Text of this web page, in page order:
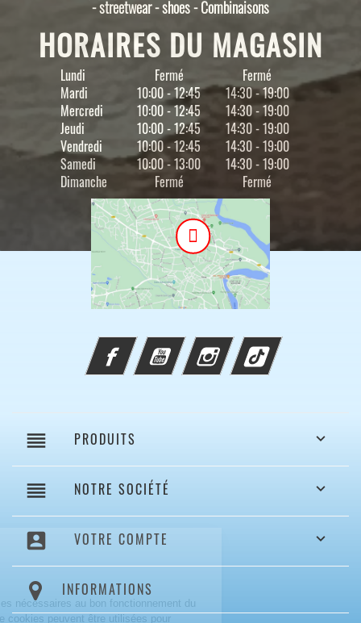
- streetwear - shoes - Combinaisons
HORAIRES DU MAGASIN
Lundi Fermé
Fermé
Mardi
10:00 - 12:45
14:30 - 19:00
Mercredi
10:00 - 12:45
14:30 - 19:00
Jeudi
10:00 - 12:45
14:30 - 19:00
Vendredi
10:00 - 12:45
14:30 - 19:00
Samedi
10:00 - 13:00
14:30 - 19:00
Dimanche
Fermé Fermé
FacebookYouTube InstagramTikTok
reorder PRODUITS 
reorder NOTRE SOCIÉTÉ 
account_box VOTRE COMPTE 
INFORMATIONS